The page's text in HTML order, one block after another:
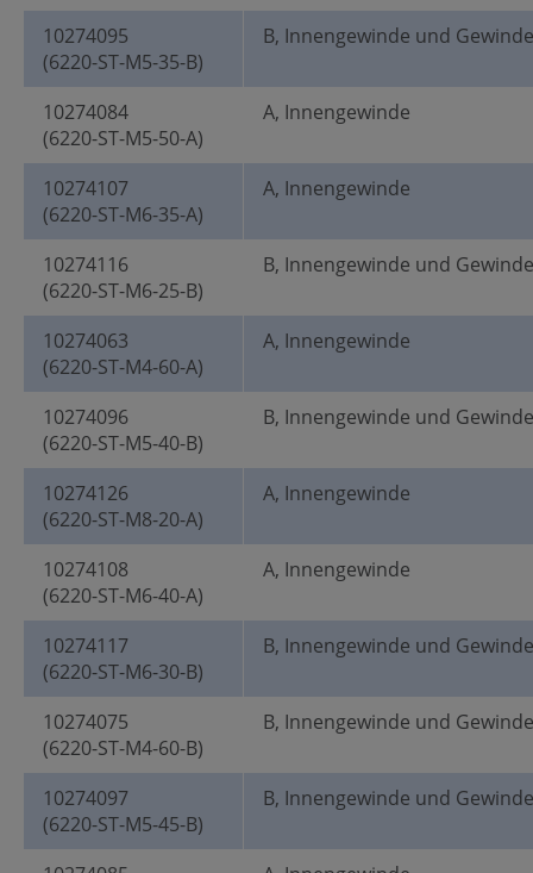
10274095
(6220-ST-M5-35-B)
B, Innengewinde und
10274084
(6220-ST-M5-50-A)
A, Innengewinde
10274107
(6220-ST-M6-35-A)
A, Innengewinde
10274116
(6220-ST-M6-25-B)
B, Innengewinde und
10274063
(6220-ST-M4-60-A)
A, Innengewinde
10274096
(6220-ST-M5-40-B)
B, Innengewinde und
10274126
(6220-ST-M8-20-A)
A, Innengewinde
10274108
(6220-ST-M6-40-A)
A, Innengewinde
10274117
(6220-ST-M6-30-B)
B, Innengewinde und
10274075
(6220-ST-M4-60-B)
B, Innengewinde und
10274097
(6220-ST-M5-45-B)
B, Innengewinde und